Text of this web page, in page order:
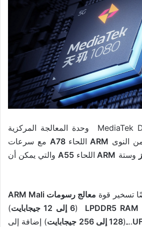
يوفر MediaTek Dimensity 1080 وحدة المعالجة المركزية
النوى
اللحاء
مع سرعات
وستة ARM اللحاء A55 والتي يمكن أن
تسخير قوة معالج رسومات ARM Mali
LPDDR5 RAM
(6 إلى 12 جيجابايت
)
..ـ(128 إلى 256 جيجابايت
) إضافة إلى